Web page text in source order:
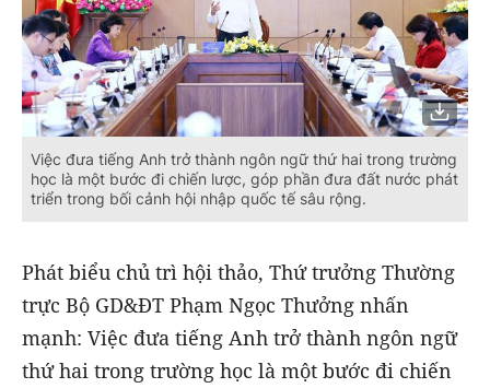
Việc đưa tiếng Anh trở thành ngôn ngữ thứ hai trong trường
học là một bước đi chiến lược, góp phần đưa đất nước phát
triển trong bối cảnh hội nhập quốc tế sâu rộng.
Phát biểu chủ trì hội thảo, Thứ trưởng Thường
trực Bộ GD&ĐT Phạm Ngọc Thưởng nhấn
mạnh: Việc đưa tiếng Anh trở thành ngôn ngữ
thứ hai trong trường học là một bước đi chiến